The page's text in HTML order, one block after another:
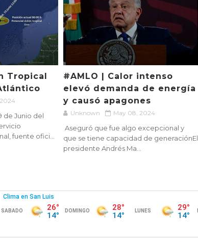
Tropical
de Junio del
fuente ofici...
#AMLO | Calor intenso
elevó demanda de energía
y causó apagones
Unknown May 08, 2024
Aseguró que fue algo excepcional y
que se tiene capacidad de generaciónEl
presidente Andrés Ma...